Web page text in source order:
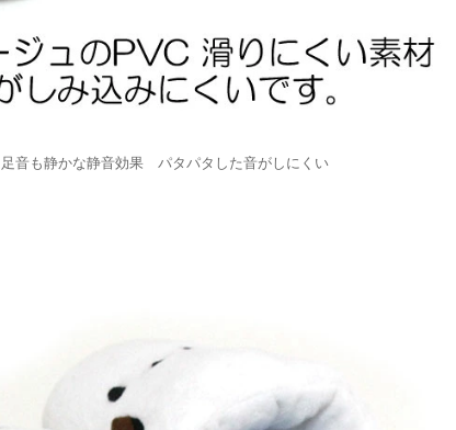
足音も静かな静音効果 パタパタした音がしにくい